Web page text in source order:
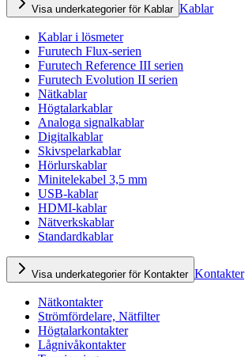
Visa underkategorier för Kablar Kablar
Kablar i lösmeter
Furutech Flux-serien
Furutech Reference III serien
Furutech Evolution II serien
Nätkablar
Högtalarkablar
Analoga signalkablar
Digitalkablar
Skivspelarkablar
Hörlurskablar
Minitelekabel 3,5 mm
USB-kablar
HDMI-kablar
Nätverkskablar
Standardkablar
Visa underkategorier för Kontakter Kontakter
Nätkontakter
Strömfördelare, Nätfilter
Högtalarkontakter
Lågnivåkontakter